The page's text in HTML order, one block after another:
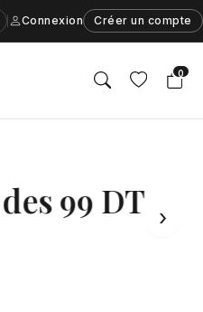
Connexion Créer un compte
0
›